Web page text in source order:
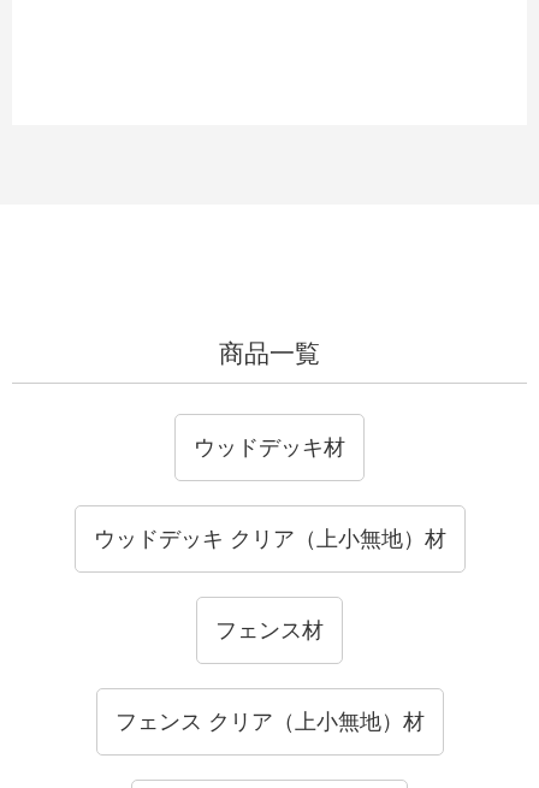
商品一覧
ウッドデッキ材
ウッドデッキ クリア（上小無地）材
フェンス材
フェンス クリア（上小無地）材